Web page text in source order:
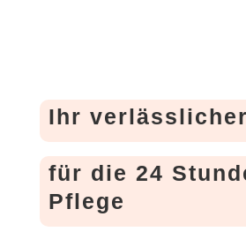
Ihr
für die 24
Pflege